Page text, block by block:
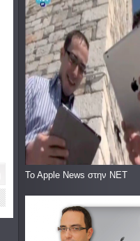
To Apple News στην ΝΕΤ